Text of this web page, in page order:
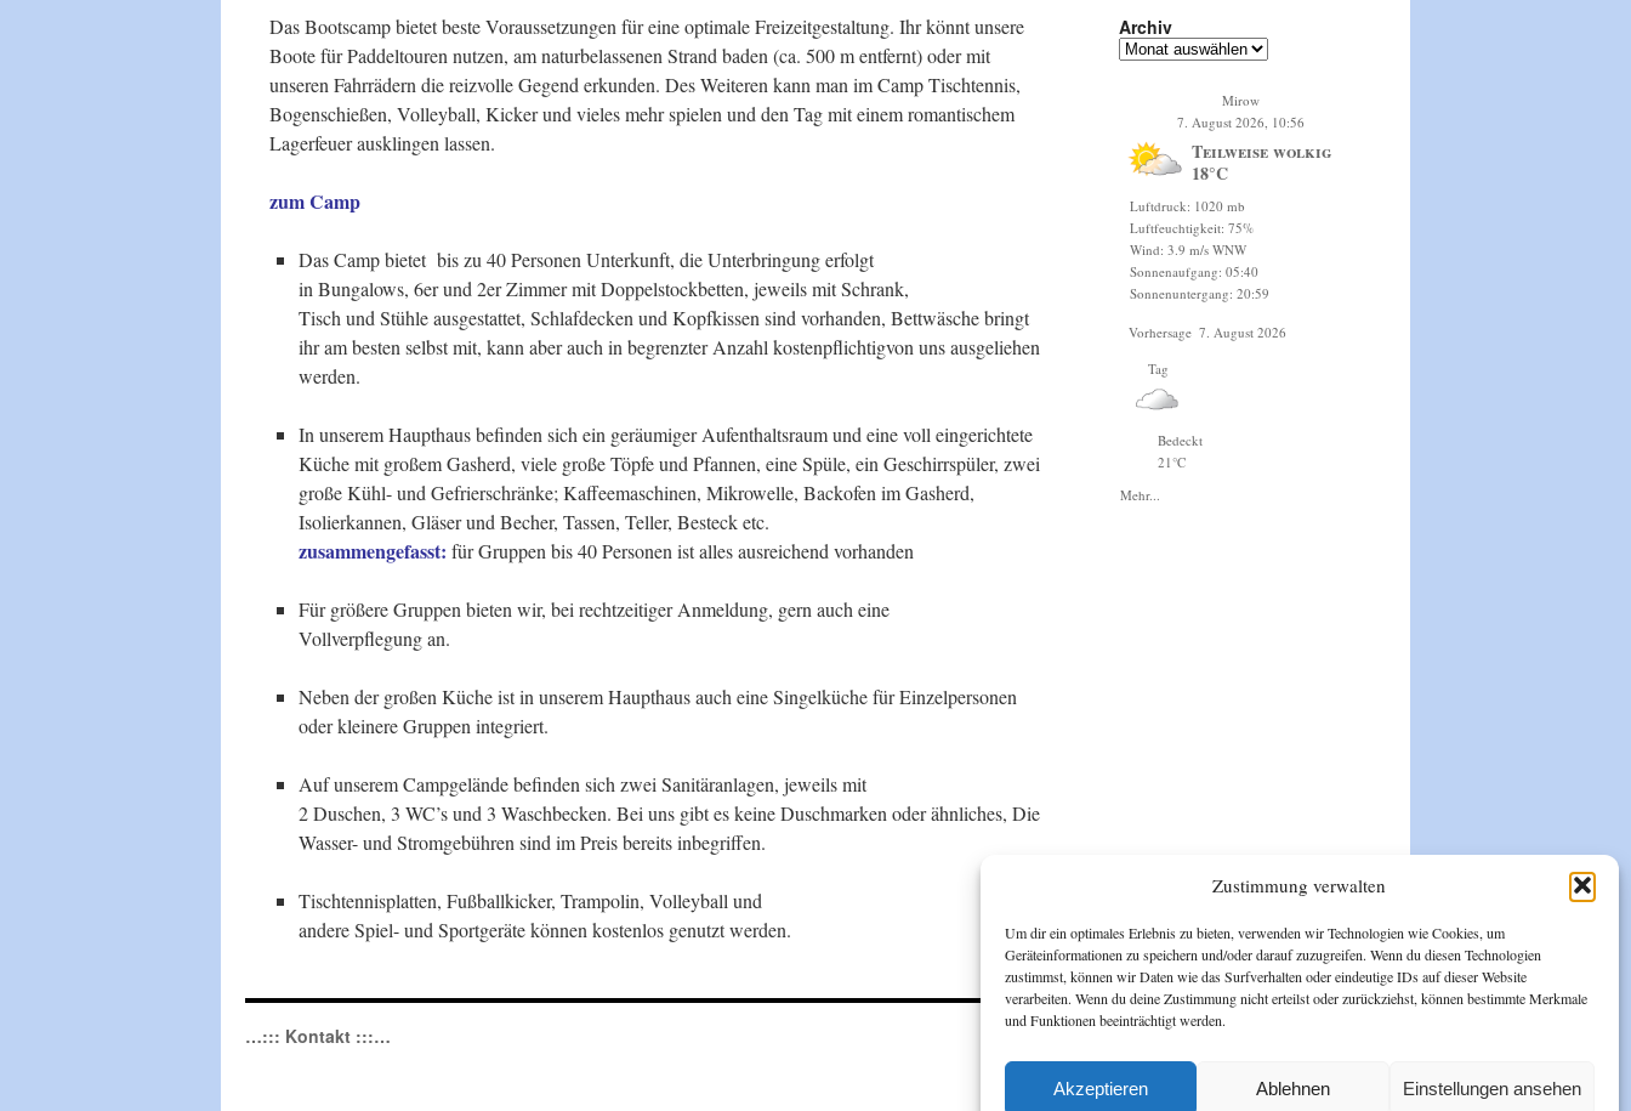
Zustimmung verwalten
Um dir ein optimales Erlebnis zu bieten, verwenden wir Technologien wie Cookies, um
Geräteinformationen zu speichern und/oder darauf zuzugreifen. Wenn du diesen Technologien
zustimmst, können wir Daten wie das Surfverhalten oder eindeutige IDs auf dieser Website
verarbeiten. Wenn du deine Zustimmung nicht erteilst oder zurückziehst, können bestimmte Merkmale
und Funktionen beeinträchtigt werden.
Akzeptieren Ablehnen Einstellungen ansehen
Das Bootscamp bietet beste Voraussetzungen für eine optimale Freizeitgestaltung. Ihr könnt unsere
Boote für Paddeltouren nutzen, am naturbelassenen Strand baden (ca. 500 m entfernt) oder mit
unseren Fahrrädern die reizvolle Gegend erkunden. Des Weiteren kann man im Camp Tischtennis,
Bogenschießen, Volleyball, Kicker und vieles mehr spielen und den Tag mit einem romantischem
Lagerfeuer ausklingen lassen.
zum Camp
Das Camp bietet bis zu 40 Personen Unterkunft, die Unterbringung erfolgt
in Bungalows, 6er und 2er Zimmer mit Doppelstockbetten, jeweils mit Schrank,
Tisch und Stühle ausgestattet, Schlafdecken und Kopfkissen sind vorhanden, Bettwäsche bringt
ihr am besten selbst mit, kann aber auch in begrenzter Anzahl kostenpflichtigvon uns ausgeliehen
werden.
In unserem Haupthaus befinden sich ein geräumiger Aufenthaltsraum und eine voll eingerichtete
Küche mit großem Gasherd, viele große Töpfe und Pfannen, eine Spüle, ein Geschirrspüler, zwei
große Kühl- und Gefrierschränke; Kaffeemaschinen, Mikrowelle, Backofen im Gasherd,
Isolierkannen, Gläser und Becher, Tassen, Teller, Besteck etc.
zusammengefasst: für Gruppen bis 40 Personen ist alles ausreichend vorhanden
Für größere Gruppen bieten wir, bei rechtzeitiger Anmeldung, gern auch eine
Vollverpflegung an.
Neben der großen Küche ist in unserem Haupthaus auch eine Singelküche für Einzelpersonen
oder kleinere Gruppen integriert.
Auf unserem Campgelände befinden sich zwei Sanitäranlagen, jeweils mit
2 Duschen, 3 WC’s und 3 Waschbecken. Bei uns gibt es keine Duschmarken oder ähnliches, Die
Wasser- und Stromgebühren sind im Preis bereits inbegriffen.
Tischtennisplatten, Fußballkicker, Trampolin, Volleyball und
andere Spiel- und Sportgeräte können kostenlos genutzt werden.
Archiv
Mirow
7. August 2026, 10:56
Teilweise wolkig
18°C
Luftdruck: 1020 mb
Luftfeuchtigkeit: 75%
Wind: 3.9 m/s WNW
Sonnenaufgang: 05:40
Sonnenuntergang: 20:59
Vorhersage 7. August 2026
Tag
Bedeckt
21°C
Mehr...
…::: Kontakt :::…
Bootscamp Mirow
Vor dem Forsthof
Tel./Fax: 039827.30 245